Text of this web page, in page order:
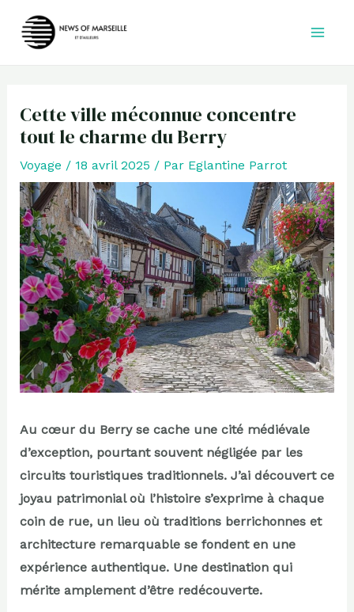
Cette ville méconnue concentre
tout le charme du Berry
Voyage / 18 avril 2025 / Par Eglantine Parrot
Au cœur du Berry se cache une cité médiévale
d’exception, pourtant souvent négligée par les
circuits touristiques traditionnels. J’ai découvert ce
joyau patrimonial où l’histoire s’exprime à chaque
coin de rue, un lieu où traditions berrichonnes et
architecture remarquable se fondent en une
expérience authentique. Une destination qui
mérite amplement d’être redécouverte.